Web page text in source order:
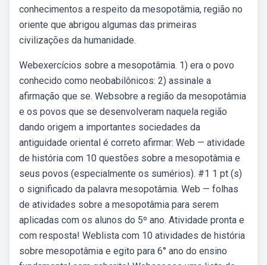
conhecimentos a respeito da mesopotâmia, região no
oriente que abrigou algumas das primeiras
civilizações da humanidade.
Webexercícios sobre a mesopotâmia. 1) era o povo
conhecido como neobabilônicos: 2) assinale a
afirmação que se. Websobre a região da mesopotâmia
e os povos que se desenvolveram naquela região
dando origem a importantes sociedades da
antiguidade oriental é correto afirmar: Web — atividade
de história com 10 questões sobre a mesopotâmia e
seus povos (especialmente os sumérios). #1 1 pt (s)
o significado da palavra mesopotâmia. Web — folhas
de atividades sobre a mesopotâmia para serem
aplicadas com os alunos do 5º ano. Atividade pronta e
com resposta! Weblista com 10 atividades de história
sobre mesopotâmia e egito para 6° ano do ensino